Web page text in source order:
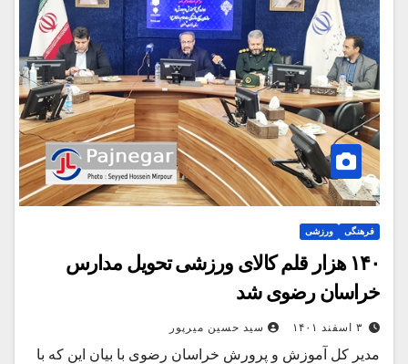
فرهنگی ورزشی
۱۴۰ هزار قلم کالای ورزشی تحویل مدارس
خراسان رضوی شد
۳ اسفند ۱۴۰۱ سید حسین میرپور
مدیر کل آموزش و پرورش خراسان رضوی با بیان این که با